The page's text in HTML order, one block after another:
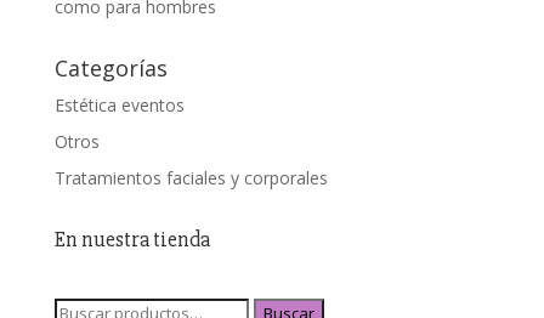
como para hombres
Categorías
Estética eventos
Otros
Tratamientos faciales y corporales
En nuestra tienda
Buscar